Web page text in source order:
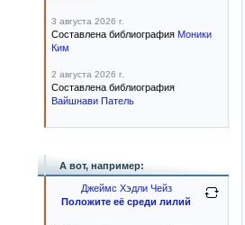
3 августа 2026 г.
Составлена библиография Моники
Ким
2 августа 2026 г.
Составлена библиография
Вайшнави Патель
А вот, например:
Джеймс Хэдли Чейз
Положите её среди лилий